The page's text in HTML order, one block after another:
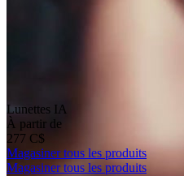
Lunettes IA
À partir de
277 C$
Magasiner tous les produits
Magasiner tous les produits